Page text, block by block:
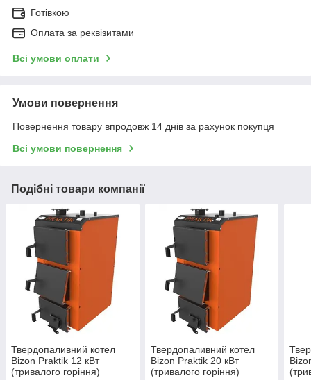
Готівкою
Оплата за реквізитами
Всі умови оплати
Умови повернення
Повернення товару впродовж 14 днів за рахунок покупця
Всі умови повернення
Подібні товари компанії
Твердопаливний котел
Bizon Praktik 12 кВт
(тривалого горіння)
Твердопаливний котел
Bizon Praktik 20 кВт
(тривалого горіння)